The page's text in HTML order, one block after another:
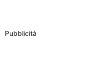
Pubblicità